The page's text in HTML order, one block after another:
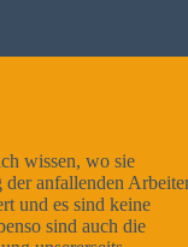
Freundliche
sauber, Kann ich nur